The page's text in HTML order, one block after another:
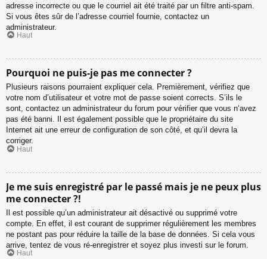
adresse incorrecte ou que le courriel ait été traité par un filtre anti-spam.
Si vous êtes sûr de l’adresse courriel fournie, contactez un
administrateur.
Haut
Pourquoi ne puis-je pas me connecter ?
Plusieurs raisons pourraient expliquer cela. Premièrement, vérifiez que
votre nom d’utilisateur et votre mot de passe soient corrects. S’ils le
sont, contactez un administrateur du forum pour vérifier que vous n’avez
pas été banni. Il est également possible que le propriétaire du site
Internet ait une erreur de configuration de son côté, et qu’il devra la
corriger.
Haut
Je me suis enregistré par le passé mais je ne peux plus
me connecter ?!
Il est possible qu’un administrateur ait désactivé ou supprimé votre
compte. En effet, il est courant de supprimer régulièrement les membres
ne postant pas pour réduire la taille de la base de données. Si cela vous
arrive, tentez de vous ré-enregistrer et soyez plus investi sur le forum.
Haut